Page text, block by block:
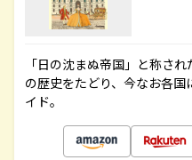
「日の沈まぬ帝国」と称さ
の歴史をたどり、今なお各
イド。